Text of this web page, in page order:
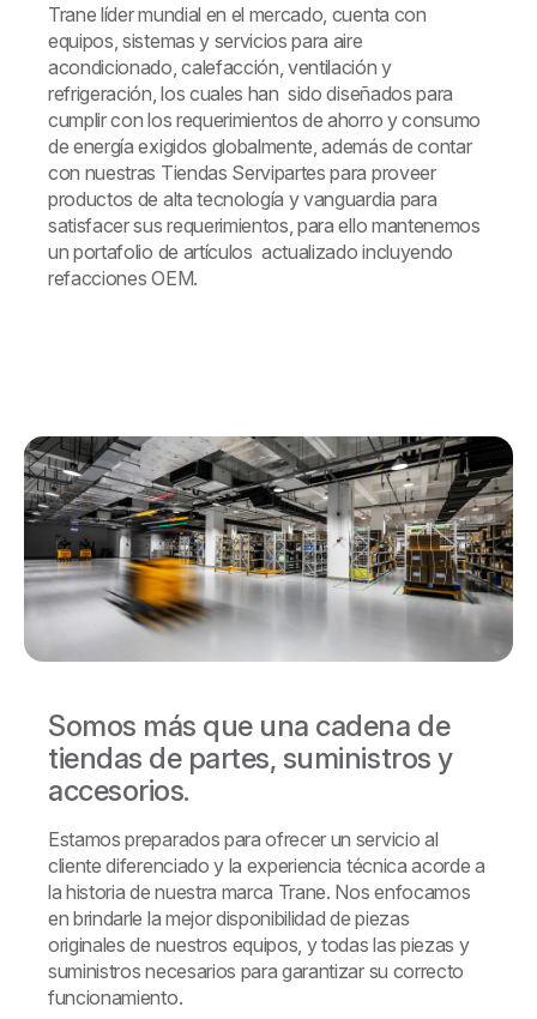
Trane líder mundial en el mercado, cuenta con
equipos, sistemas y servicios para aire
acondicionado, calefacción, ventilación y
refrigeración, los cuales han sido diseñados para
cumplir con los requerimientos de ahorro y consumo
de energía exigidos globalmente, además de contar
con nuestras Tiendas Servipartes para proveer
productos de alta tecnología y vanguardia para
satisfacer sus requerimientos, para ello mantenemos
un portafolio de artículos actualizado incluyendo
refacciones OEM.
Somos más que una cadena de
tiendas de partes, suministros y
accesorios.
Estamos preparados para ofrecer un servicio al
cliente diferenciado y la experiencia técnica acorde a
la historia de nuestra marca Trane. Nos enfocamos
en brindarle la mejor disponibilidad de piezas
originales de nuestros equipos, y todas las piezas y
suministros necesarios para garantizar su correcto
funcionamiento.